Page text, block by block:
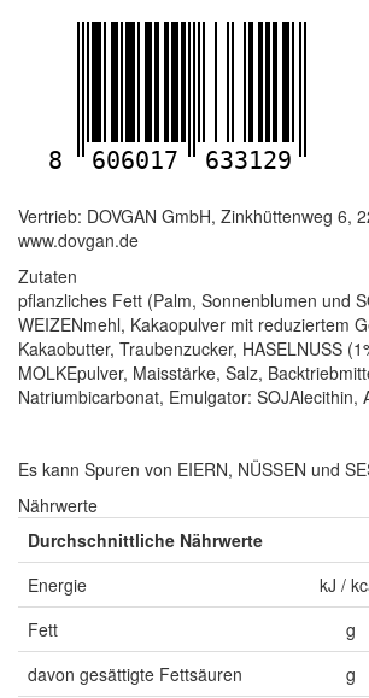
8 606017 633129
Vertrieb: DOVGAN GmbH, Zinkhüttenweg 6,
www.dovgan.de
Zutaten
pflanzliches Fett (Palm, Sonnenblumen und
WEIZENmehl, Kakaopulver mit reduziertem
Kakaobutter, Traubenzucker, HASELNUSS
MOLKEpulver, Maisstärke, Salz,
Natriumbicarbonat, Emulgator: SOJAlecithin,
Es kann Spuren von EIERN, NÜSSEN und
Nährwerte
Durchschnittliche Nährwerte
Energie
kJ /
Fett
g
davon gesättigte Fettsäuren
g